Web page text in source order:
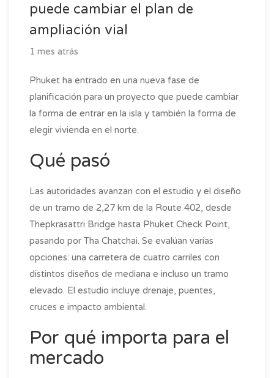
puede cambiar el plan de
ampliación vial
1 mes atrás
Phuket ha entrado en una nueva fase de
planificación para un proyecto que puede cambiar
la forma de entrar en la isla y también la forma de
elegir vivienda en el norte.
Qué pasó
Las autoridades avanzan con el estudio y el diseño
de un tramo de 2,27 km de la Route 402, desde
Thepkrasattri Bridge hasta Phuket Check Point,
pasando por Tha Chatchai. Se evalúan varias
opciones: una carretera de cuatro carriles con
distintos diseños de mediana e incluso un tramo
elevado. El estudio incluye drenaje, puentes,
cruces e impacto ambiental.
Por qué importa para el
mercado